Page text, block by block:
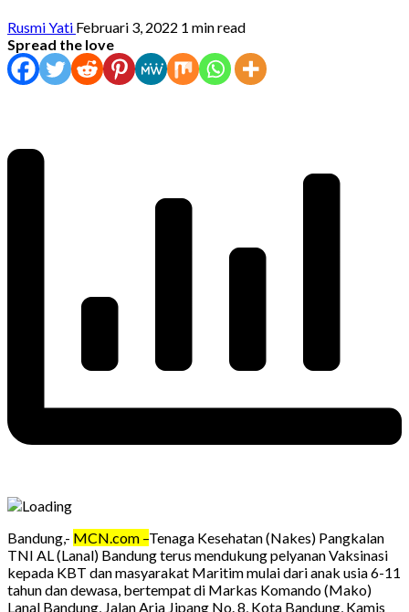
Rusmi Yati Februari 3, 2022 1 min read
Spread the love
Bandung,- MCN.com –Tenaga Kesehatan (Nakes) Pangkalan
TNI AL (Lanal) Bandung terus mendukung pelyanan Vaksinasi
kepada KBT dan masyarakat Maritim mulai dari anak usia 6-11
tahun dan dewasa, bertempat di Markas Komando (Mako)
Lanal Bandung, Jalan Aria Jipang No. 8, Kota Bandung, Kamis